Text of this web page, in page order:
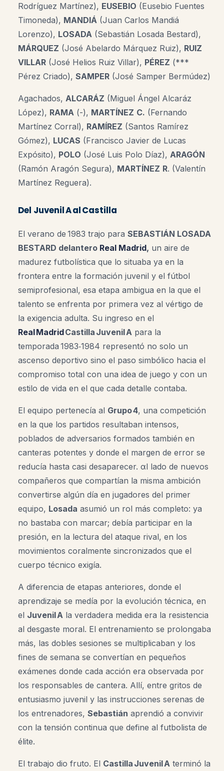
Rodríguez Martínez), EUSEBIO (Eusebio Fuentes
Timoneda), MANDIÁ (Juan Carlos Mandiá
Lorenzo), LOSADA (Sebastián Losada Bestard),
MÁRQUEZ (José Abelardo Márquez Ruiz), RUIZ
VILLAR (José Helios Ruiz Villar), PÉREZ (***
Pérez Criado), SAMPER (José Samper Bermúdez)
Agachados, ALCARÁZ (Miguel Ángel Alcaráz
López), RAMA (-), MARTÍNEZ C. (Fernando
Martínez Corral), RAMÍREZ (Santos Ramírez
Gómez), LUCAS (Francisco Javier de Lucas
Expósito), POLO (José Luis Polo Díaz), ARAGÓN
(Ramón Aragón Segura), MARTÍNEZ R. (Valentín
Martínez Reguera).
Del Juvenil A al Castilla
El verano de 1983 trajo para SEBASTIÁN LOSADA
BESTARD delantero Real Madrid, un aire de
madurez futbolística que lo situaba ya en la
frontera entre la formación juvenil y el fútbol
semiprofesional, esa etapa ambigua en la que el
talento se enfrenta por primera vez al vértigo de
la exigencia adulta. Su ingreso en el
Real MadridCastilla Juvenil A para la
temporada 1983‑1984 representó no solo un
ascenso deportivo sino el paso simbólico hacia el
compromiso total con una idea de juego y con un
estilo de vida en el que cada detalle contaba.
El equipo pertenecía al Grupo 4, una competición
en la que los partidos resultaban intensos,
poblados de adversarios formados también en
canteras potentes y donde el margen de error se
reducía hasta casi desaparecer. αl lado de nuevos
compañeros que compartían la misma ambición
convertirse algún día en jugadores del primer
equipo, Losada asumió un rol más completo: ya
no bastaba con marcar; debía participar en la
presión, en la lectura del ataque rival, en los
movimientos coralmente sincronizados que el
cuerpo técnico exigía.
A diferencia de etapas anteriores, donde el
aprendizaje se medía por la evolución técnica, en
el Juvenil A la verdadera medida era la resistencia
al desgaste moral. El entrenamiento se prolongaba
más, las dobles sesiones se multiplicaban y los
fines de semana se convertían en pequeños
exámenes donde cada acción era observada por
los responsables de cantera. Allí, entre gritos de
entusiasmo juvenil y las instrucciones serenas de
los entrenadores, Sebastián aprendió a convivir
con la tensión continua que define al futbolista de
élite.
El trabajo dio fruto. El Castilla Juvenil A terminó la